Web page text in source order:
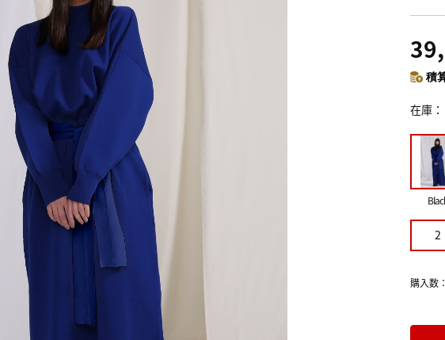
積
在庫
2
購入数